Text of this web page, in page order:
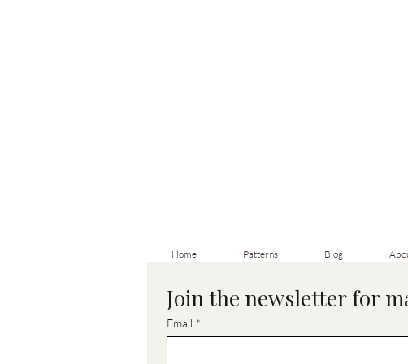
Home Patterns Blog
Join the newsletter for
Email *